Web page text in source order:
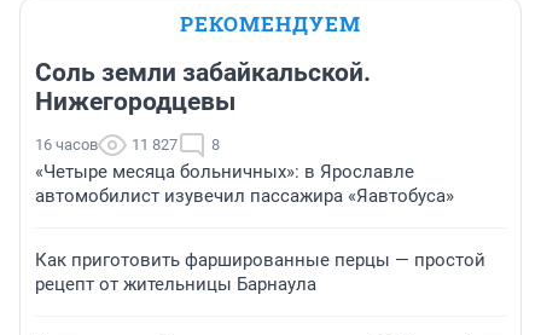
РЕКОМЕНДУЕМ
Соль земли забайкальской.
Нижегородцевы
16 часов 11 827 8
«Четыре месяца больничных»: в Ярославле
автомобилист изувечил пассажира «Яавтобуса»
Как приготовить фаршированные перцы — простой
рецепт от жительницы Барнаула